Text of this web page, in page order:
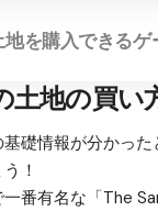
を購入できるゲ
土地の買い
礎情報が分かっ
！
番有名な「The